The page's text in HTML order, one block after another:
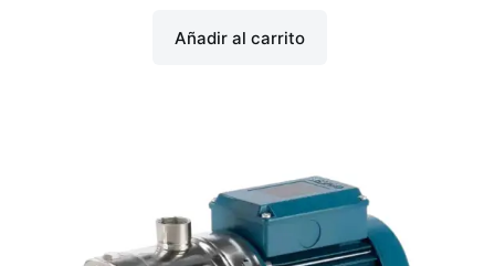
Añadir al carrito